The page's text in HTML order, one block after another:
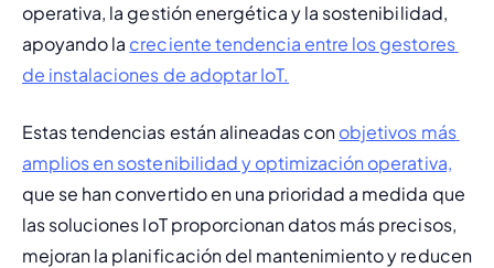
operativa, la gestión energética y la sostenibilidad,
apoyando la creciente tendencia entre los gestores
de instalaciones de adoptar IoT.
Estas tendencias están alineadas con objetivos más
amplios en sostenibilidad y optimización operativa,
que se han convertido en una prioridad a medida que
las soluciones IoT proporcionan datos más precisos,
mejoran la planificación del mantenimiento y reducen